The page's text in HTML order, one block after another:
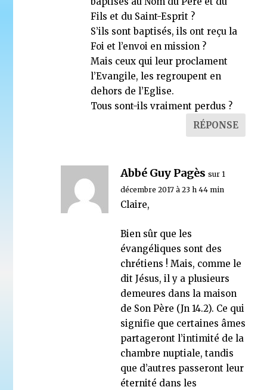
Fils et du Saint-Esprit ?
S’ils sont baptisés, ils ont reçu la
Foi et l’envoi en mission ?
Mais ceux qui leur proclament
l’Evangile, les regroupent en
dehors de l’Eglise.
Tous sont-ils vraiment perdus ?
RÉPONSE
Abbé Guy Pagès sur 1
décembre 2017 à 23 h 44 min
Claire,
Bien sûr que les
évangéliques sont des
chrétiens ! Mais, comme le
dit Jésus, il y a plusieurs
demeures dans la maison
de Son Père (Jn 14.2). Ce qui
signifie que certaines âmes
partageront l’intimité de la
chambre nuptiale, tandis
que d’autres passeront leur
éternité dans les